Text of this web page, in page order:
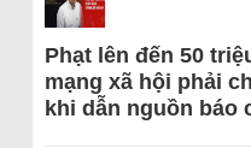
Phạt lên đến 50
mạng xã hội phải
khi dẫn nguồn báo